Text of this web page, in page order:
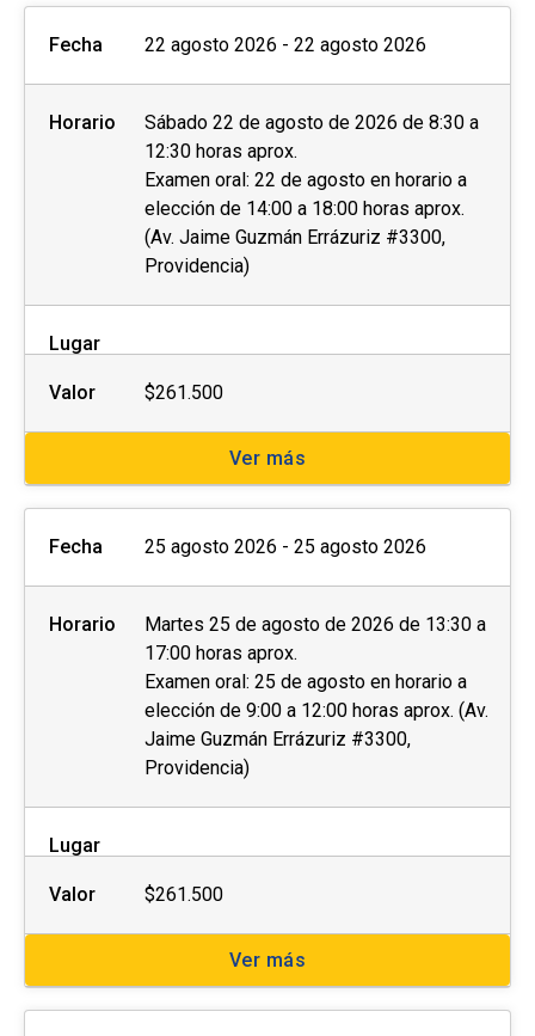
Fecha 22 agosto 2026 - 22 agosto 2026
Horario
Sábado 22 de agosto de 2026 de 8:30 a
12:30 horas aprox.
Examen oral: 22 de agosto en horario a
elección de 14:00 a 18:00 horas aprox.
(Av. Jaime Guzmán Errázuriz #3300,
Providencia)
Lugar
Valor $261.500
Ver más
Fecha 25 agosto 2026 - 25 agosto 2026
Horario
Martes 25 de agosto de 2026 de 13:30 a
17:00 horas aprox.
Examen oral: 25 de agosto en horario a
elección de 9:00 a 12:00 horas aprox. (Av.
Jaime Guzmán Errázuriz #3300,
Providencia)
Lugar
Valor $261.500
Ver más